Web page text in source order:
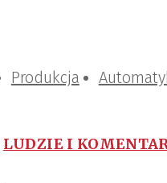
Produkcja
LUDZIE I